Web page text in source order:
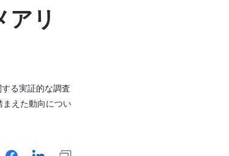
アリ
る実証的な調査
えた動向につい